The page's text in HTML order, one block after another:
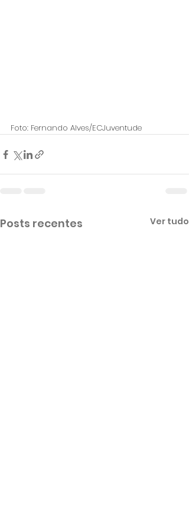
Foto: Fernando Alves/ECJuventude
Posts recentes Ver tudo